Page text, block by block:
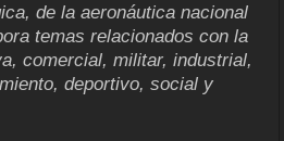
de la aeronáutica nacional
temas relacionados con la
comercial, militar, industrial,
deportivo, social y